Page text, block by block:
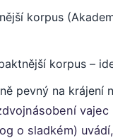
korpus
korpus –
pevný na krájení
o sladkém)